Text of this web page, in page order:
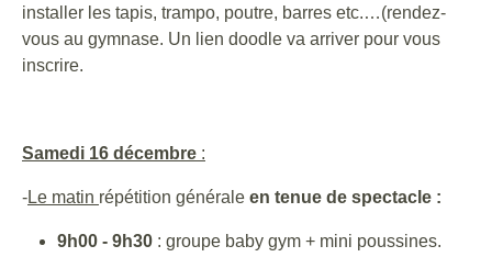
installer les tapis, trampo, poutre, barres etc.…(rendez-
vous au gymnase. Un lien doodle va arriver pour vous
inscrire.
Samedi 16 décembre :
-Le matin répétition générale en tenue de spectacle :
9h00 - 9h30 : groupe baby gym + mini poussines.